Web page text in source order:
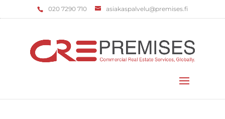
‌020 7290 710 asiakaspalvelu@premises.fi